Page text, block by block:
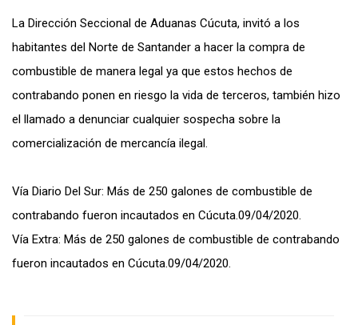
La Dirección Seccional de Aduanas Cúcuta, invitó a los
habitantes del Norte de Santander a hacer la compra de
combustible de manera legal ya que estos hechos de
contrabando ponen en riesgo la vida de terceros, también hizo
el llamado a denunciar cualquier sospecha sobre la
comercialización de mercancía ilegal.
Vía Diario Del Sur: Más de 250 galones de combustible de
contrabando fueron incautados en Cúcuta.09/04/2020.
Vía Extra: Más de 250 galones de combustible de contrabando
fueron incautados en Cúcuta.09/04/2020.